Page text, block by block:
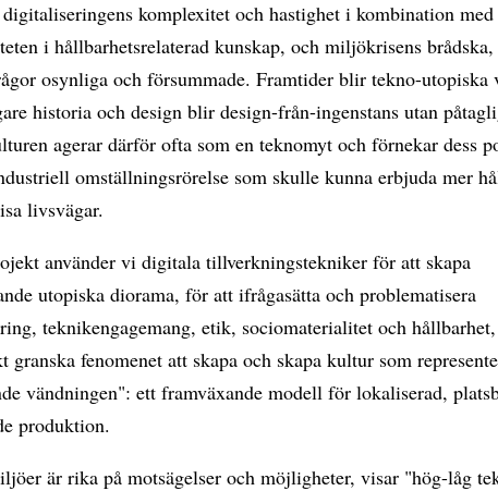
komplexitet och hastighet i kombination med
i hållbarhetsrelaterad kunskap, och miljökrisens brådska,
osynliga och försummade. Framtider blir tekno-utopiska
historia och design blir design-från-ingenstans utan
agerar därför ofta som en teknomyt och förnekar dess
omställningsrörelse som skulle kunna erbjuda mer
livsvägar.
använder vi digitala tillverkningstekniker för att skapa
utopiska diorama, för att ifrågasätta och problematisera
teknikengagemang, etik, sociomaterialitet och
granska fenomenet att skapa och skapa kultur som
vändningen": ett framväxande modell för lokaliserad,
produktion.
är rika på motsägelser och möjligheter, visar "hög-låg